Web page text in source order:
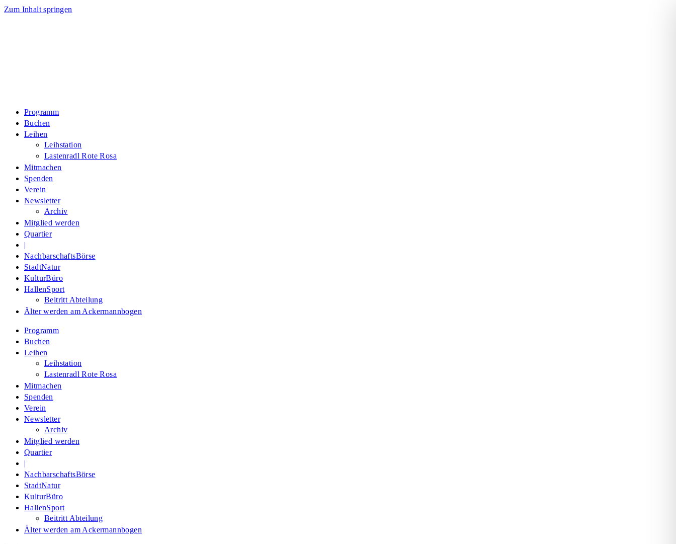
Zum Inhalt springen
Programm
Buchen
Leihen
Leihstation
Lastenradl Rote Rosa
Mitmachen
Spenden
Verein
Newsletter
Archiv
Mitglied werden
Quartier
|
NachbarschaftsBörse
StadtNatur
KulturBüro
HallenSport
Beitritt Abteilung
Älter werden am Ackermannbogen
Programm
Buchen
Leihen
Leihstation
Lastenradl Rote Rosa
Mitmachen
Spenden
Verein
Newsletter
Archiv
Mitglied werden
Quartier
|
NachbarschaftsBörse
StadtNatur
KulturBüro
HallenSport
Beitritt Abteilung
Älter werden am Ackermannbogen